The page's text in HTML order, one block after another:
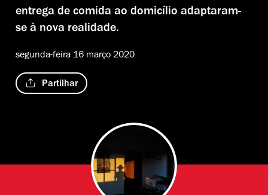
entrega de comida ao domicílio adaptaram-
se à nova realidade.
segunda-feira 16 março 2020
Partilhar